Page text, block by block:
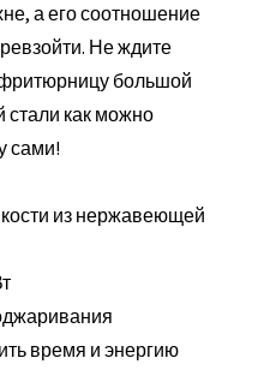
а его соотношение
Не ждите
большой
как можно
сами!
из нержавеющей
время и энергию